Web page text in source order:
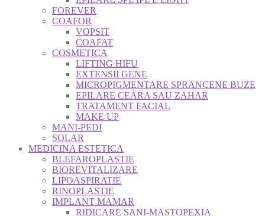
FOREVER
COAFOR
VOPSIT
COAFAT
COSMETICA
LIFTING HIFU
EXTENSII GENE
MICROPIGMENTARE SPRANCENE BUZE
EPILARE CEARA SAU ZAHAR
TRATAMENT FACIAL
MAKE UP
MANI-PEDI
SOLAR
MEDICINA ESTETICA
BLEFAROPLASTIE
BIOREVITALIZARE
LIPOASPIRATIE
RINOPLASTIE
IMPLANT MAMAR
RIDICARE SANI-MASTOPEXIA